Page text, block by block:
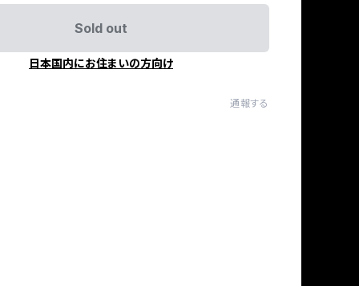
Sold out
日本国内にお住まいの方向け
通報する